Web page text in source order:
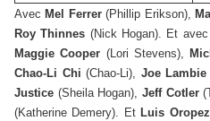
Avec Mel Ferrer(Phillip Erikson),
Roy Thinnes (Nick Hogan). Et
Maggie Cooper (Lori Stevens),
Chao-Li Chi (Chao-Li), Joe Lambie
Justice (Sheila Hogan),Jeff Cotler
(Katherine Demery). Et Luis